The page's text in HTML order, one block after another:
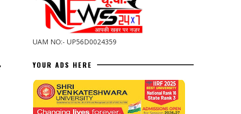
UAM NO:- UP56D0024359
YOUR ADS HERE